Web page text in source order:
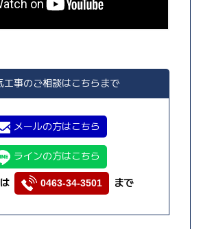
工事のご相談はこちらまで
メールの方はこちら
ラインの方はこちら
0463-34-3501 まで